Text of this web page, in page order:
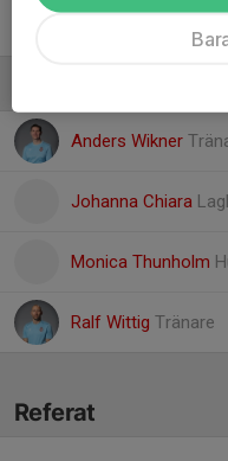
Anders Wikner
Johanna Chiara
Monica Thunholm
Ralf Wittig Tränare
Referat